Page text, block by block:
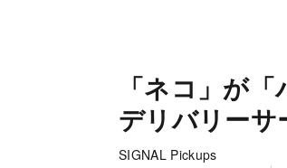
「ネコ」が
デリバリーサ
SIGNAL Pickups